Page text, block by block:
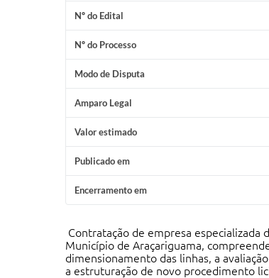
Nº do Edital
Nº do Processo
Modo de Disputa
Amparo Legal
Valor estimado
Publicado em
Encerramento em
Contratação de empresa
Município de Araçariguama,
dimensionamento das linhas, a
a estruturação de novo procedimento